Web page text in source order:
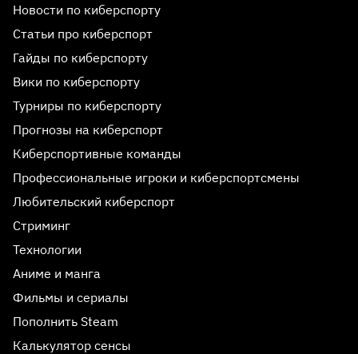
Новости по киберспорту
Статьи про киберспорт
Гайды по киберспорту
Вики по киберспорту
Турниры по киберспорту
Прогнозы на киберспорт
Киберспортивные команды
Профессиональные игроки и киберспортсмены
Любительский киберспорт
Стриминг
Технологии
Аниме и манга
Фильмы и сериалы
Пополнить Steam
Калькулятор сенсы